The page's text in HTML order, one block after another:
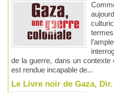
de la guerre, dans un contexte
est rendue incapable de...
Le Livre noir de Gaza,